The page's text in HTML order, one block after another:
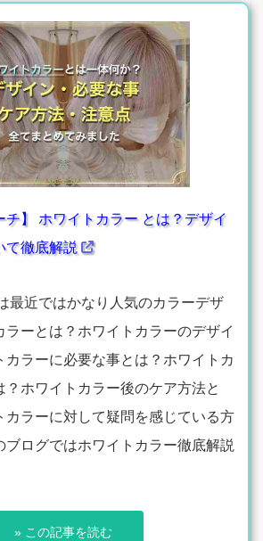
チ】 ホワイトカラー とは？デザイ
て徹底解説
最近ではかなり人気のカラーデザ
ラーとは？ホワイトカラーのデザイ
カラーに必要な事とは？ホワイトカ
？ホワイトカラー後のケア方法と
カラーに対して疑問を感じている方
ブログではホワイトカラー徹底解説
» この記事を読む